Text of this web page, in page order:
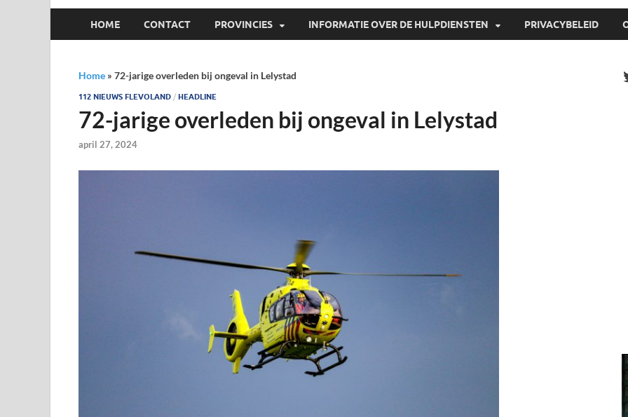
HOME CONTACT PROVINCIES INFORMATIE OVER DE HULPDIENSTEN PRIVACYBELEID
Home » 72-jarige overleden bij ongeval in Lelystad
112 NIEUWS FLEVOLAND / HEADLINE
72-jarige overleden bij ongeval in Lelystad
april 27, 2024